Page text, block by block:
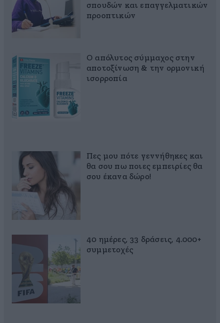
σπουδών και επαγγελματικών
προοπτικών
Ο απόλυτος σύμμαχος στην
αποτοξίνωση & την ορμονική
ισορροπία
Πες μου πότε γεννήθηκες και
θα σου πω ποιες εμπειρίες θα
σου έκανα δώρο!
40 ημέρες, 33 δράσεις, 4.000+
συμμετοχές